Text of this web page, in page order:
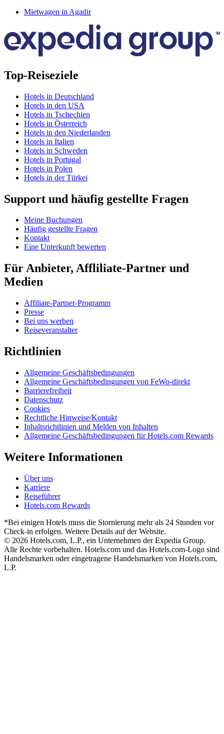
Mietwagen in Agadir
Top-Reiseziele
Hotels in Deutschland
Hotels in den USA
Hotels in Tschechien
Hotels in Österreich
Hotels in den Niederlanden
Hotels in Italien
Hotels in Schweden
Hotels in Portugal
Hotels in Polen
Hotels in der Türkei
Support und häufig gestellte Fragen
Meine Buchungen
Häufig gestellte Fragen
Kontakt
Eine Unterkunft bewerten
Für Anbieter, Affliliate-Partner und
Medien
Affiliate-Partner-Programm
Presse
Bei uns werben
Reiseveranstalter
Richtlinien
Allgemeine Geschäftsbedingungen
Allgemeine Geschäftsbedingungen von FeWo-direkt
Barrierefreiheit
Datenschutz
Cookies
Rechtliche Hinweise/Kontakt
Inhaltsrichtlinien und Melden von Inhalten
Allgemeine Geschäftsbedingungen für Hotels.com Rewards
Weitere Informationen
Über uns
Karriere
Reiseführer
Hotels.com Rewards
*Bei einigen Hotels muss die Stornierung mehr als 24 Stunden vor
Check-in erfolgen. Weitere Details auf der Website.
© 2026 Hotels.com, L.P., ein Unternehmen der Expedia Group.
Alle Rechte vorbehalten. Hotels.com und das Hotels.com-Logo sind
Handelsmarken oder eingetragene Handelsmarken von Hotels.com,
L.P.